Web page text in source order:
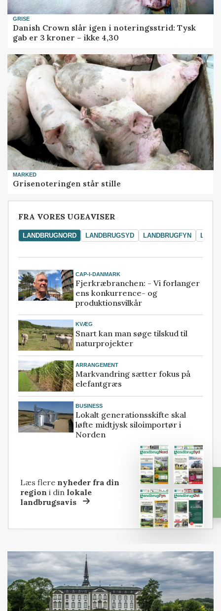
GRISE
Danish Crown slår igen i noteringsstrid: Tysk
gab er 3 kroner – ikke 4,30
MARKED
Grisenoteringen står stille
FRA VORES UGEAVISER
LANDBRUGNORD LANDBRUGSYD LANDBRUGFYN
CAP-I-DANMARK
Fjerkræbranchen: - Vi forlanger
ens konkurrence- og
produktionsvilkår
KVÆG
Snart kan man søge tilskud til
naturprojekter
ARRANGEMENT
Markvandring sætter fokus på
elefantgræs
BUSINESS
Lokalt generationsskifte skal
løfte midtjysk siloimportør i
Norden
Læs flere nyheder fra din
region i dinlokale
landbrugsavis